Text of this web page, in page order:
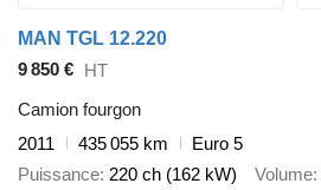
MAN TGL 12.220
9 850 € HT
Camion fourgon
2011
435 055 km
Euro 5
Puissance 220 ch (162 kW) Volume